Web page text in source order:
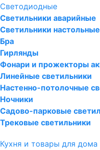
Светодиодные
Светильники аварийные
Светильники настольные
Бра
Гирлянды
Фонари и прожекторы
Линейные светильники
Настенно-потолочные
Ночники
Садово-парковые
Трековые светильники
Кухня и товары для дома